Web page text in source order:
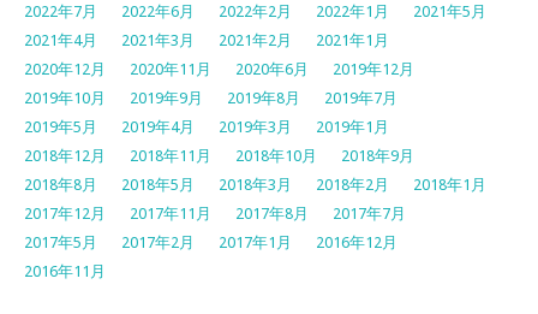
2022年7月
2022年6月 2022年2月 2022年1月
2021年5月
2021年4月
2021年3月 2021年2月
2021年1月
2020年12月
2020年11月 2020年6月
2019年12月
2019年10月
2019年9月 2019年8月
2019年7月
2019年5月
2019年4月 2019年3月
2019年1月
2018年12月
2018年11月 2018年10月
2018年9月
2018年8月
2018年5月 2018年3月 2018年2月
2018年1月
2017年12月
2017年11月 2017年8月
2017年7月
2017年5月
2017年2月 2017年1月
2016年12月
2016年11月